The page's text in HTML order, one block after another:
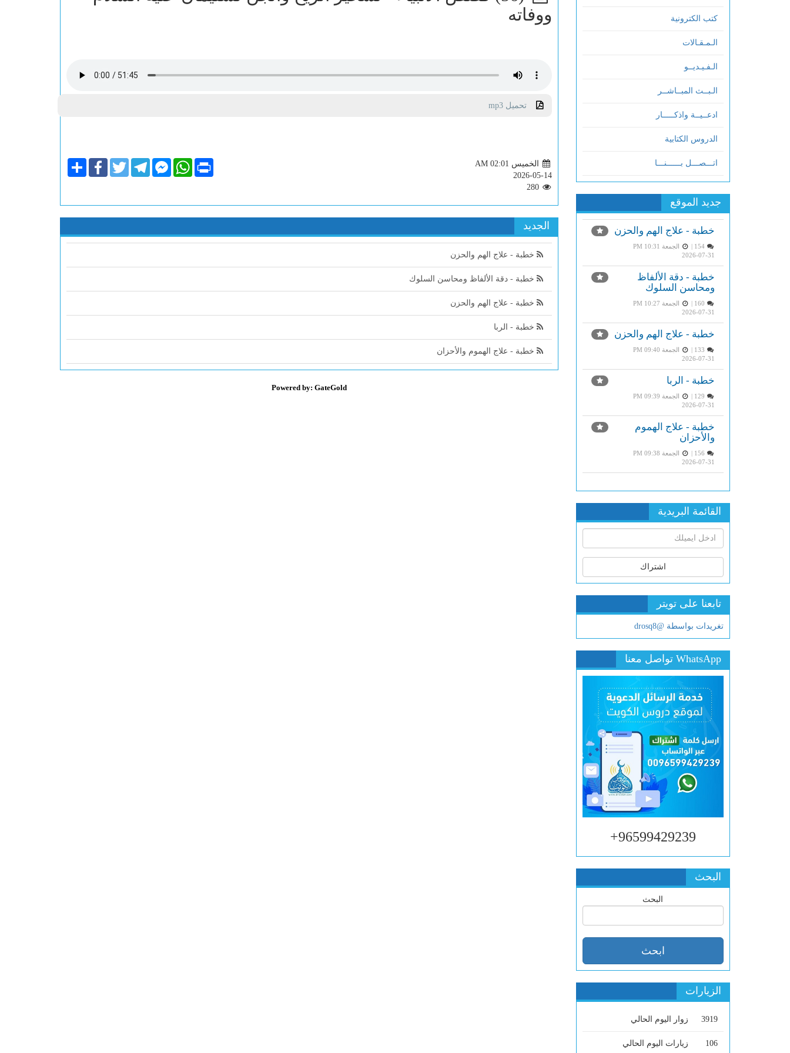
كتب الكترونية
الـمـقـالات
الـفـيـديــو
الـبــث المبــاشــر
ادعــيــة واذكـــــار
الدروس الكتابية
اتـــصـــل بــــــنـــا
جديد الموقع
خطبة - علاج الهم والحزن
154 |
الجمعة PM 10:31
2026-07-31
خطبة - دقة الألفاظ
ومحاسن السلوك
الجمعة PM 10:27
2026-07-31
خطبة - علاج الهم والحزن
الجمعة PM 09:40
2026-07-31
خطبة - الربا
الجمعة PM 09:39
2026-07-31
خطبة - علاج الهموم
والأحزان
الجمعة PM 09:38
2026-07-31
القائمة البريدية
اشتراك
تابعنا على تويتر
تغريدات بواسطة @drosq8
WhatsApp تواصل معنا
96599429239+
البحث
البحث
الزيارات
3919 زوار اليوم الحالي
106 زيارات اليوم الحالي
ووفاته
تحميل mp3
الخميس AM 02:01
2026-05-14
280
ShareFacebookTwitterTelegramFacebook
Messenger
WhatsApp Print
الجديد
خطبة - علاج الهم والحزن
خطبة - دقة الألفاظ ومحاسن السلوك
خطبة - علاج الهم والحزن
خطبة - الربا
خطبة - علاج الهموم والأحزان
Powered by: GateGold